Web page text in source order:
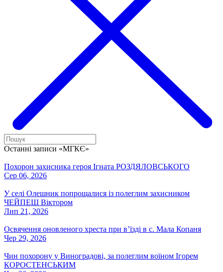
Останні записи «МГКЄ»
Похорон захисника героя Ігната РОЗДЯЛОВСЬКОГО
Сер 06, 2026
У селі Олешник попрощалися із полеглим захисником
ЧЕЙПЕШ Віктором
Лип 21, 2026
Освячення оновленого хреста при вʼїзді в с. Мала Копаня
Чер 29, 2026
Чин похорону у Виноградові, за полеглим воїном Ігорем
КОРОСТЕНСЬКИМ